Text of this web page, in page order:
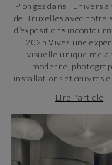
Plongez dans l’univers
de Bruxelles avec notre
d’expositions
2025.Vivez une
visuelle unique
moderne,
installations et œuvres
Lire l'article